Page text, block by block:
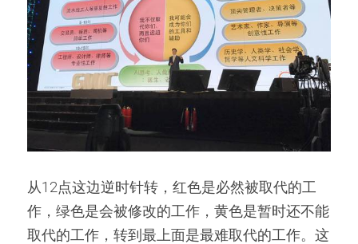
从12点这边逆时针转，红色是必然被取代的工
作，绿色是会被修改的工作，黄色是暂时还不能
取代的工作，转到最上面是最难取代的工作。这